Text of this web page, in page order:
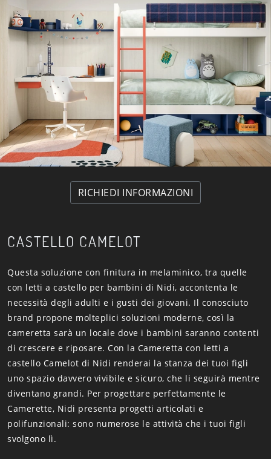
RICHIEDI INFORMAZIONI
CASTELLO CAMELOT
Questa soluzione con finitura in melaminico, tra quelle
con letti a castello per bambini di Nidi, accontenta le
necessità degli adulti e i gusti dei giovani. Il conosciuto
brand propone molteplici soluzioni moderne, così la
cameretta sarà un locale dove i bambini saranno contenti
di crescere e riposare. Con la Cameretta con letti a
castello Camelot di Nidi renderai la stanza dei tuoi figli
uno spazio davvero vivibile e sicuro, che li seguirà mentre
diventano grandi. Per progettare perfettamente le
Camerette, Nidi presenta progetti articolati e
polifunzionali: sono numerose le attività che i tuoi figli
svolgono lì.